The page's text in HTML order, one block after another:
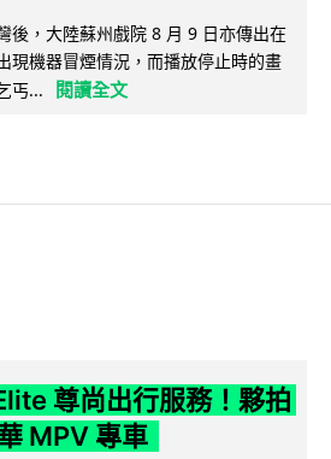
後，大陸蘇州戲院 8 月 9 日亦傳出在
現機器冒煙情況，而播放停止時的畫
丐...
閱讀全文
尊尚出行服務！夥拍
MPV 專車